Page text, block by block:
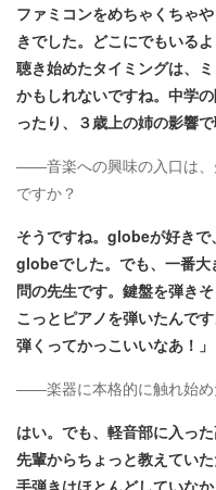
ファミコンをめちゃくちゃ
きでした。どこにでもいる
聴き始めたタイミングは、
かもしれないですね。中学
ったり、３歳上の姉の影響
――音楽への興味の入口は、
ですか？
そうですね。globeが好きで
globeでした。でも、一番大
問の先生です。鍵盤を弾き
こっとピアノを弾いたんで
弾くってかっこいいなあ！」
――楽器に本格的に触れ始め
はい。でも、軽音部に入っ
先輩からちょっと教えてい
手弾きはほとんどしていな